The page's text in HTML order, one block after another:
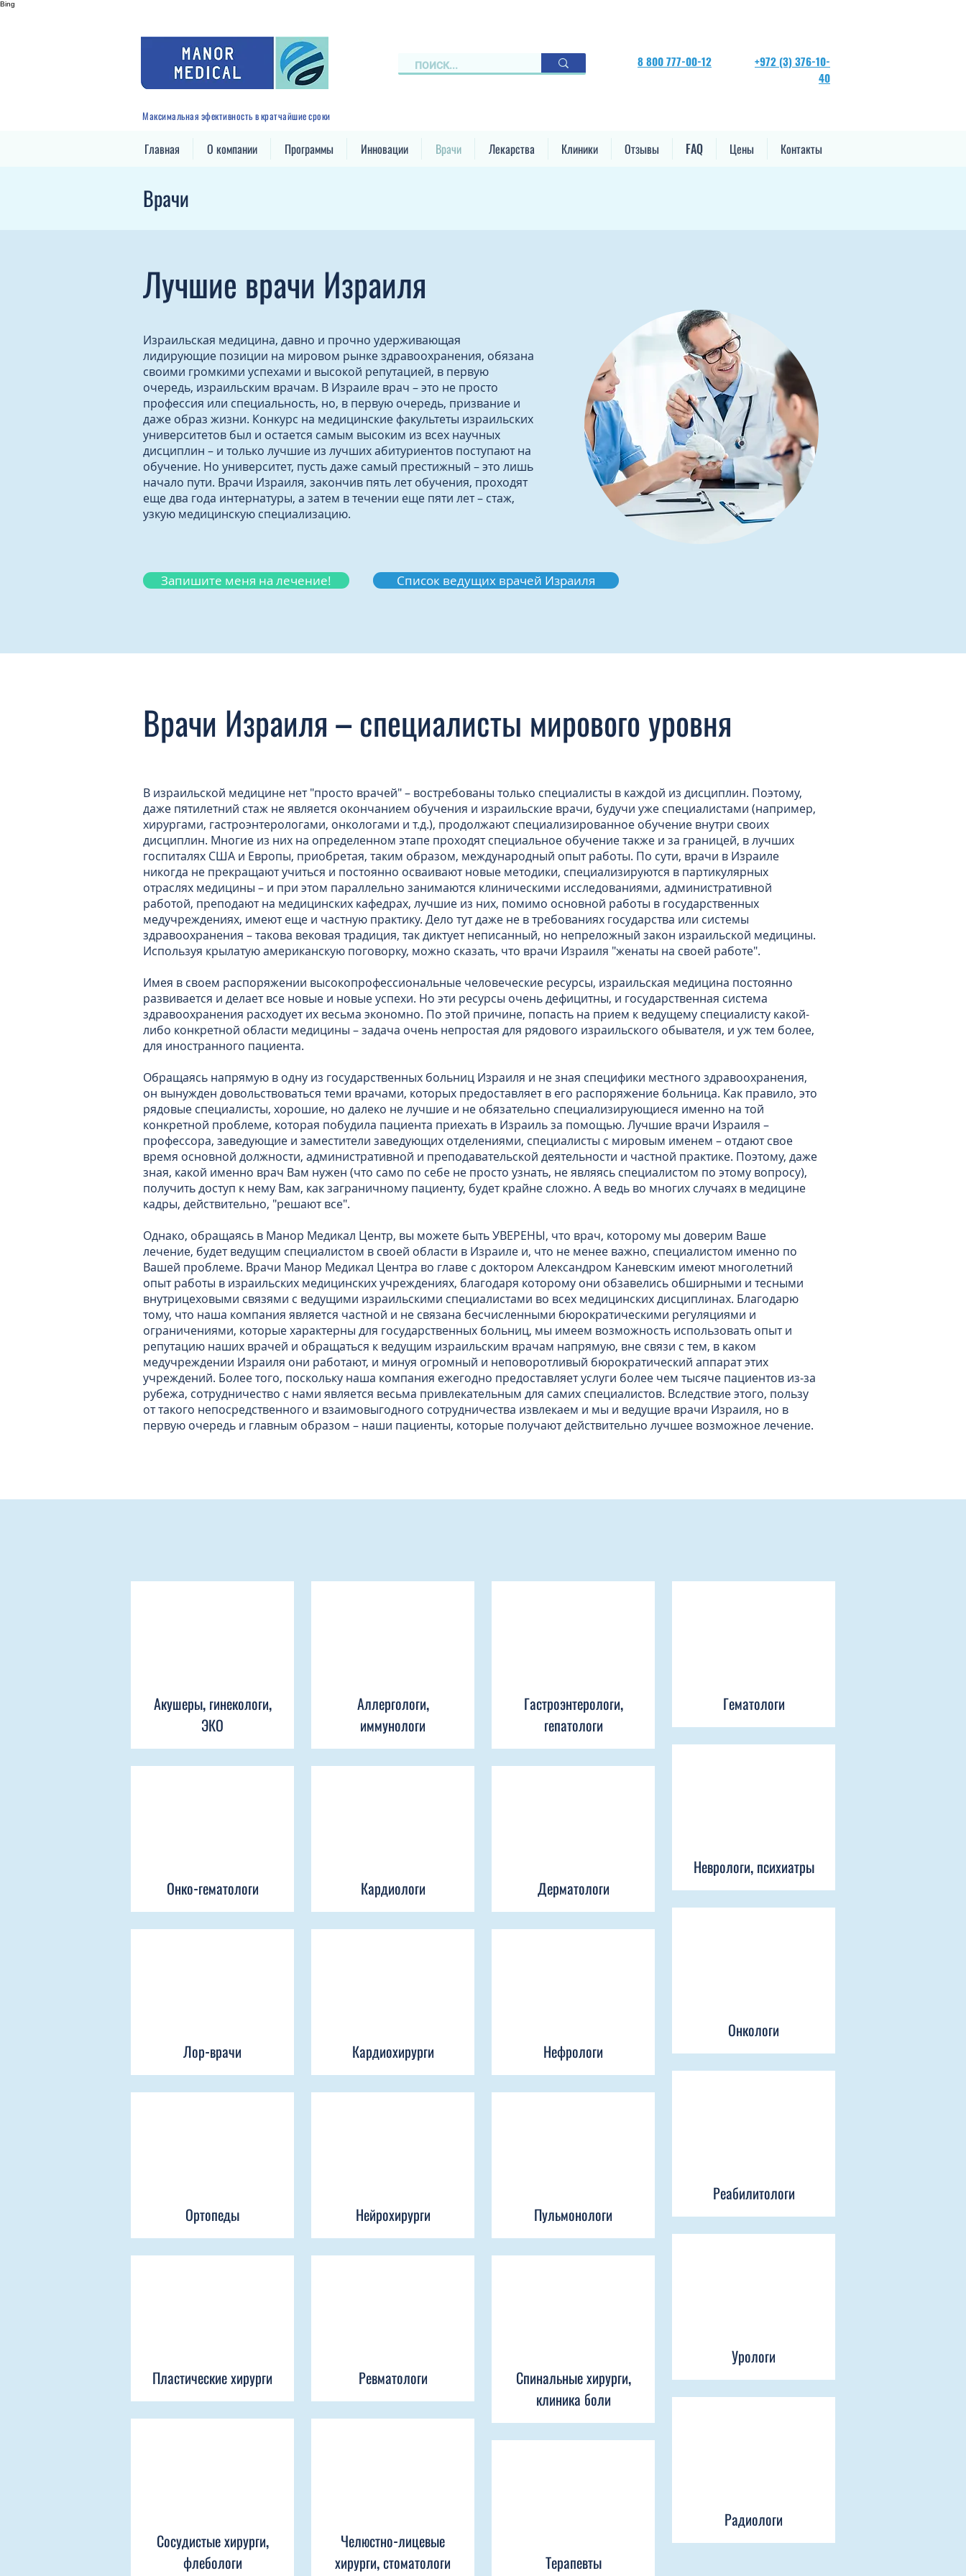
Bing
8 800 777-00-12
+972 (3) 376-10-
40
Максимальная эфективность в кратчайшие сроки
Главная О компании Программы Инновации Врачи Лекарства Клиники Отзывы FAQ Цены Контакты
Врачи
Лучшие врачи Израиля
Израильская медицина, давно и прочно удерживающая
лидирующие позиции на мировом рынке здравоохранения, обязана
своими громкими успехами и высокой репутацией, в первую
очередь, израильским врачам. В Израиле врач – это не просто
профессия или специальность, но, в первую очередь, призвание и
даже образ жизни. Конкурс на медицинские факультеты израильских
университетов был и остается самым высоким из всех научных
дисциплин – и только лучшие из лучших абитуриентов поступают на
обучение. Но университет, пусть даже самый престижный – это лишь
начало пути. Врачи Израиля, закончив пять лет обучения, проходят
еще два года интернатуры, а затем в течении еще пяти лет – стаж,
узкую медицинскую специализацию.
Запишите меня на лечение! Список ведущих врачей Израиля
Врачи Израиля – специалисты мирового уровня
В израильской медицине нет "просто врачей" – востребованы только специалисты в каждой из дисциплин. Поэтому,
даже пятилетний стаж не является окончанием обучения и израильские врачи, будучи уже специалистами (например,
хирургами, гастроэнтерологами, онкологами и т.д.), продолжают специализированное обучение внутри своих
дисциплин. Многие из них на определенном этапе проходят специальное обучение также и за границей, в лучших
госпиталях США и Европы, приобретая, таким образом, международный опыт работы. По сути, врачи в Израиле
никогда не прекращают учиться и постоянно осваивают новые методики, специализируются в партикулярных
отраслях медицины – и при этом параллельно занимаются клиническими исследованиями, административной
работой, преподают на медицинских кафедрах, лучшие из них, помимо основной работы в государственных
медучреждениях, имеют еще и частную практику. Дело тут даже не в требованиях государства или системы
здравоохранения – такова вековая традиция, так диктует неписанный, но непреложный закон израильской медицины.
Используя крылатую американскую поговорку, можно сказать, что врачи Израиля "женаты на своей работе".
Имея в своем распоряжении высокопрофессиональные человеческие ресурсы, израильская медицина постоянно
развивается и делает все новые и новые успехи. Но эти ресурсы очень дефицитны, и государственная система
здравоохранения расходует их весьма экономно. По этой причине, попасть на прием к ведущему специалисту какой-
либо конкретной области медицины – задача очень непростая для рядового израильского обывателя, и уж тем более,
для иностранного пациента.
Обращаясь напрямую в одну из государственных больниц Израиля и не зная специфики местного здравоохранения,
он вынужден довольствоваться теми врачами, которых предоставляет в его распоряжение больница. Как правило, это
рядовые специалисты, хорошие, но далеко не лучшие и не обязательно специализирующиеся именно на той
конкретной проблеме, которая побудила пациента приехать в Израиль за помощью. Лучшие врачи Израиля –
профессора, заведующие и заместители заведующих отделениями, специалисты с мировым именем – отдают свое
время основной должности, административной и преподавательской деятельности и частной практике. Поэтому, даже
зная, какой именно врач Вам нужен (что само по себе не просто узнать, не являясь специалистом по этому вопросу),
получить доступ к нему Вам, как заграничному пациенту, будет крайне сложно. А ведь во многих случаях в медицине
кадры, действительно, "решают все".
Однако, обращаясь в Манор Медикал Центр, вы можете быть УВЕРЕНЫ, что врач, которому мы доверим Ваше
лечение, будет ведущим специалистом в своей области в Израиле и, что не менее важно, специалистом именно по
Вашей проблеме. Врачи Манор Медикал Центра во главе с доктором Александром Каневским имеют многолетний
опыт работы в израильских медицинских учреждениях, благодаря которому они обзавелись обширными и тесными
внутрицеховыми связями с ведущими израильскими специалистами во всех медицинских дисциплинах. Благодарю
тому, что наша компания является частной и не связана бесчисленными бюрократическими регуляциями и
ограничениями, которые характерны для государственных больниц, мы имеем возможность использовать опыт и
репутацию наших врачей и обращаться к ведущим израильским врачам напрямую, вне связи с тем, в каком
медучреждении Израиля они работают, и минуя огромный и неповоротливый бюрократический аппарат этих
учреждений. Более того, поскольку наша компания ежегодно предоставляет услуги более чем тысяче пациентов из-за
рубежа, сотрудничество с нами является весьма привлекательным для самих специалистов. Вследствие этого, пользу
от такого непосредственного и взаимовыгодного сотрудничества извлекаем и мы и ведущие врачи Израиля, но в
первую очередь и главным образом – наши пациенты, которые получают действительно лучшее возможное лечение.
Акушеры, гинекологи,
ЭКО
Онко-гематологи
Лор-врачи
Ортопеды
Пластические хирурги
Сосудистые хирурги,
флебологи
Аллергологи,
иммунологи
Кардиологи
Кардиохирурги
Нейрохирурги
Ревматологи
Челюстно-лицевые
хирурги, стоматологи
Гастроэнтерологи,
гепатологи
Дерматологи
Нефрологи
Пульмонологи
Спинальные хирурги,
клиника боли
Терапевты
Гематологи
Неврологи, психиатры
Онкологи
Реабилитологи
Урологи
Радиологи